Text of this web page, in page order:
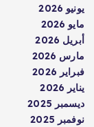
يونيو 2026
مايو 2026
أبريل 2026
مارس 2026
فبراير 2026
يناير 2026
ديسمبر 2025
نوفمبر 2025